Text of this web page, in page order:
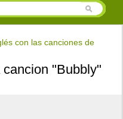
con las canciones de
"Bubbly"